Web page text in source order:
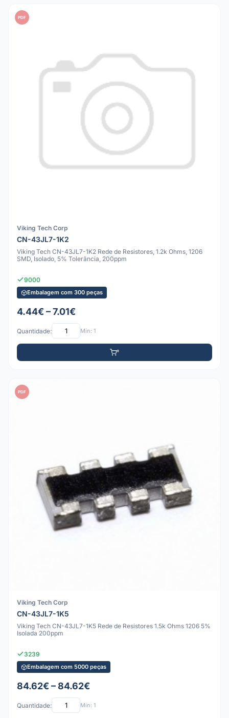
PDF
Viking Tech Corp
CN-43JL7-1K2
Viking Tech CN-43JL7-1K2 Rede de Resistores, 1.2k Ohms, 1206
SMD, Isolado, 5% Tolerância, 200ppm
9000
Embalagem com 300 peças
4.44€ – 7.01€
Quantidade: Mín: 1
PDF
Viking Tech Corp
CN-43JL7-1K5
Viking Tech CN-43JL7-1K5 Rede de Resistores 1.5k Ohms 1206 5%
Isolada 200ppm
3239
Embalagem com 5000 peças
84.62€ – 84.62€
Quantidade: Mín: 1